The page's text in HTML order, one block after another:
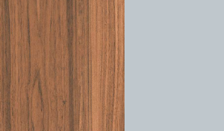
TIN CHUYÊN MÔN